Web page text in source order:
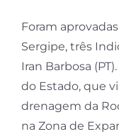
Foram
Sergipe, três
Iran Barbosa
do Estado, que
drenagem da
na Zona de